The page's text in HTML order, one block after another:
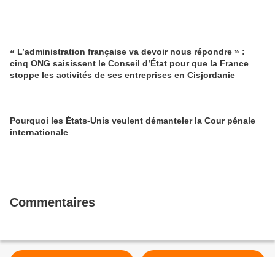
« L’administration française va devoir nous répondre » :
cinq ONG saisissent le Conseil d’État pour que la France
stoppe les activités de ses entreprises en Cisjordanie
Pourquoi les États-Unis veulent démanteler la Cour pénale
internationale
Commentaires